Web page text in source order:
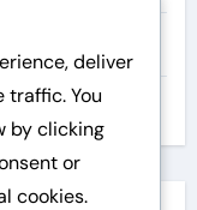
deliver
traffic. You
by clicking
or
cookies.